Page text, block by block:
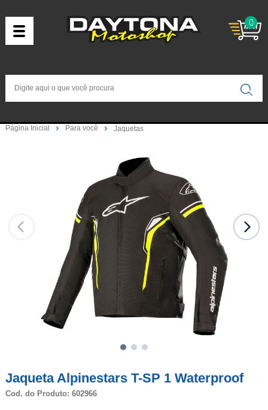
0
Página Inicial Para você Jaquetas
Jaqueta Alpinestars T-SP 1 Waterproof
Cod. do Produto: 602966